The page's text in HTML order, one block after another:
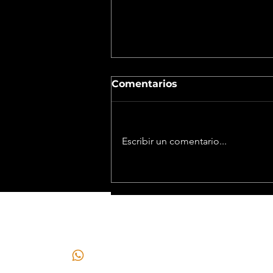
Comentarios
Escribir un comentario...